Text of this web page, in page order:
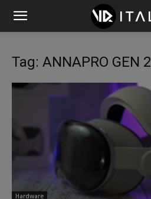
Tag: ANNAPRO GEN 2
Hardware